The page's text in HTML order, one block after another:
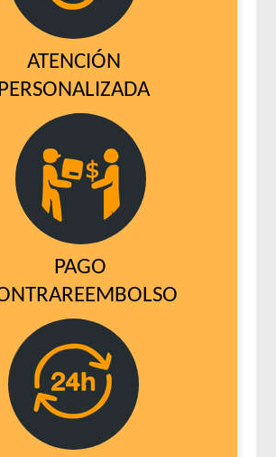
ATENCIÓN
PERSONALIZADA
PAGO